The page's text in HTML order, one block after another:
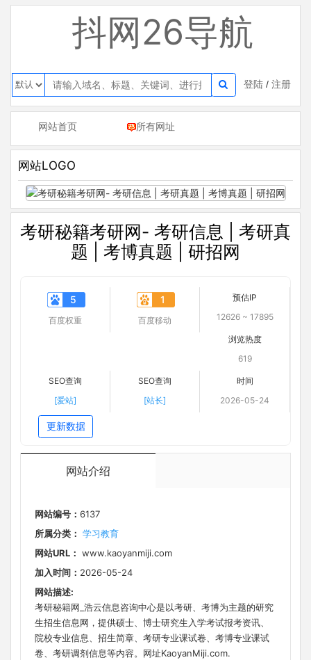
抖网26导航
登陆 /注册
网站首页 所有网址
网站LOGO
考研秘籍考研网- 考研信息 | 考研真
题 | 考博真题 | 研招网
5
百度权重
1
百度移动
预估IP
12626 ~ 17895
浏览热度
619
SEO查询
[爱站]
SEO查询
[站长]
时间
2026-05-24
更新数据
网站介绍
网站编号： 6137
所属分类： 学习教育
网站URL： www.kaoyanmiji.com
加入时间： 2026-05-24
网站描述:
考研秘籍网_浩云信息咨询中心是以考研、考博为主题的研究
生招生信息网，提供硕士、博士研究生入学考试报考资讯、
院校专业信息、招生简章、考研专业课试卷、考博专业课试
卷、考研调剂信息等内容。网址KaoyanMiji.com.